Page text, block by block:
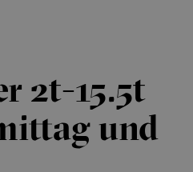
2t-15.5t
und